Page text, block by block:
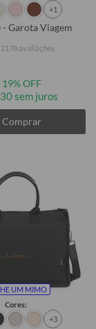
+1
Bolsa Moove - Garota Viagem
2178 avaliações
19% OFF
sem juros
Comprar
UM MIMO
Cores:
+3